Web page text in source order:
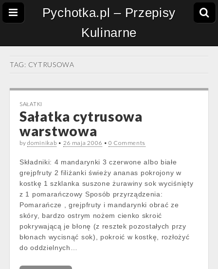
Pychotka.pl – Przepisy
Kulinarne
TAG: CYTRUSOWA
SAŁATKI
Sałatka cytrusowa
warstwowa
bydominikab • 26 maja 2006 •0 Comments
Składniki: 4 mandarynki 3 czerwone albo białe
grejpfruty 2 filiżanki świeży ananas pokrojony w
kostkę 1 szklanka suszone żurawiny sok wyciśnięty
z 1 pomarańczowy Sposób przyrządzenia:
Pomarańcze , grejpfruty i mandarynki obrać ze
skóry, bardzo ostrym nożem cienko skroić
pokrywającą je błonę (z resztek pozostałych przy
błonach wycisnąć sok), pokroić w kostkę, rozłożyć
do oddzielnych…